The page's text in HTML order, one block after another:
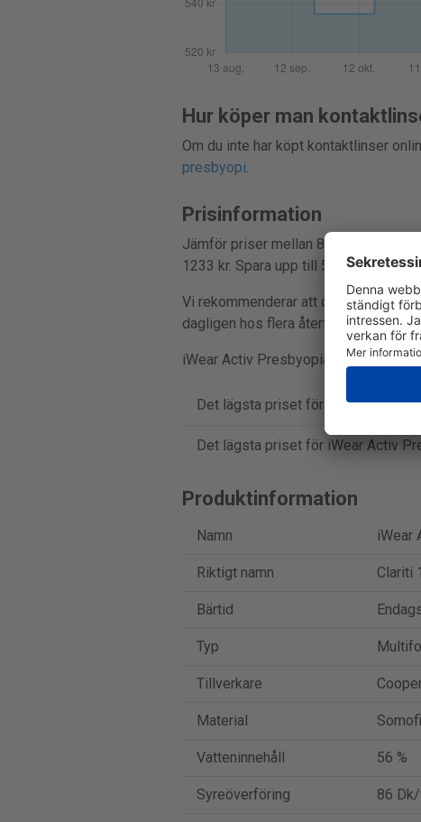
Hur köper man
Om du inte har köpt kontaktlinser
presbyopi.
Prisinformation
Jämför priser mellan 8 butiker och
1233 kr. Spara upp till 51%.
Vi rekommenderar att du alltid
dagligen hos flera återförsäljare, så
iWear Activ Presbyopia säljs i lådor
Det lägsta priset för iWear Activ
Det lägsta priset för iWear Activ
Produktinformation
Namn iWear
Riktigt namn Clariti
Bärtid
Typ
Tillverkare
Material
Vatteninnehåll 56 %
Syreöverföring 86